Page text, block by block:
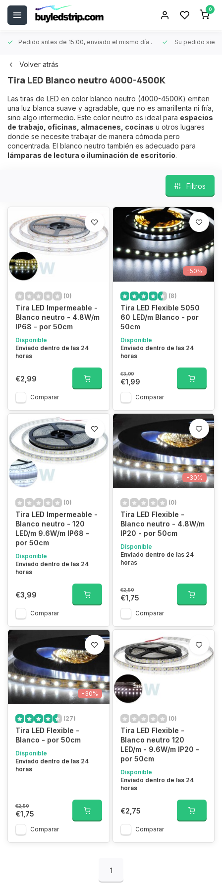
0
Pedido antes de 15:00, enviado el mismo día . Su pedido
Volver atrás
Tira LED Blanco neutro 4000-4500K
Las tiras de LED en color blanco neutro (4000-4500K) emiten
una luz blanca suave y agradable, que no es amarillenta ni fría,
sino algo intermedio. Este color neutro es ideal para espacios
de trabajo, oficinas, almacenes, cocinas u otros lugares
donde se necesite trabajar de manera cómoda pero
concentrada. El blanco neutro también es adecuado para
lámparas de lectura o iluminación de escritorio.
Filtros
(0)
Tira LED Impermeable -
Blanco neutro - 4.8W/m
IP68 - por 50cm
Disponible
Enviado dentro de las 24
horas
€2,99
Comparar
-50%
(8)
Tira LED Flexible 5050
60 LED/m Blanco - por
50cm
Disponible
Enviado dentro de las 24
horas
€3,99
€1,99
Comparar
(0)
Tira LED Impermeable -
Blanco neutro - 120
LED/m 9.6W/m IP68 -
por 50cm
Disponible
Enviado dentro de las 24
horas
€3,99
Comparar
-30%
(0)
Tira LED Flexible -
Blanco neutro - 4.8W/m
IP20 - por 50cm
Disponible
Enviado dentro de las 24
horas
€2,50
€1,75
Comparar
-30%
(27)
Tira LED Flexible -
Blanco - por 50cm
Disponible
Enviado dentro de las 24
horas
€2,50
€1,75
Comparar
(0)
Tira LED Flexible -
Blanco neutro 120
LED/m - 9.6W/m IP20 -
por 50cm
Disponible
Enviado dentro de las 24
horas
€2,75
Comparar
1